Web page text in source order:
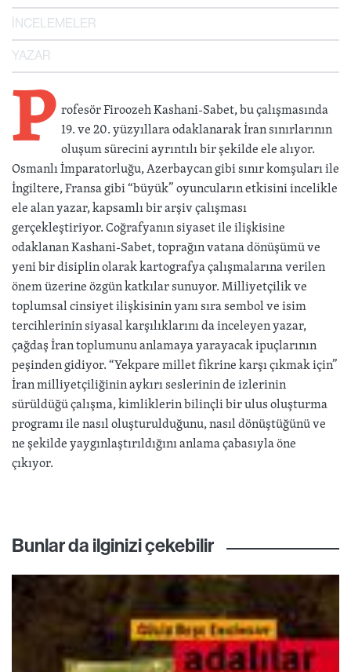
İNCELEMELER
YAZAR
Profesör Firoozeh Kashani-Sabet, bu çalışmasında
19. ve 20. yüzyıllara odaklanarak İran sınırlarının
oluşum sürecini ayrıntılı bir şekilde ele alıyor.
Osmanlı İmparatorluğu, Azerbaycan gibi sınır komşuları ile
İngiltere, Fransa gibi “büyük” oyuncuların etkisini incelikle
ele alan yazar, kapsamlı bir arşiv çalışması
gerçekleştiriyor. Coğrafyanın siyaset ile ilişkisine
odaklanan Kashani-Sabet, toprağın vatana dönüşümü ve
yeni bir disiplin olarak kartografya çalışmalarına verilen
önem üzerine özgün katkılar sunuyor. Milliyetçilik ve
toplumsal cinsiyet ilişkisinin yanı sıra sembol ve isim
tercihlerinin siyasal karşılıklarını da inceleyen yazar,
çağdaş İran toplumunu anlamaya yarayacak ipuçlarının
peşinden gidiyor. “Yekpare millet fikrine karşı çıkmak için”
İran milliyetçiliğinin aykırı seslerinin de izlerinin
sürüldüğü çalışma, kimliklerin bilinçli bir ulus oluşturma
programı ile nasıl oluşturulduğunu, nasıl dönüştüğünü ve
ne şekilde yaygınlaştırıldığını anlama çabasıyla öne
çıkıyor.
Bunlar da ilginizi çekebilir